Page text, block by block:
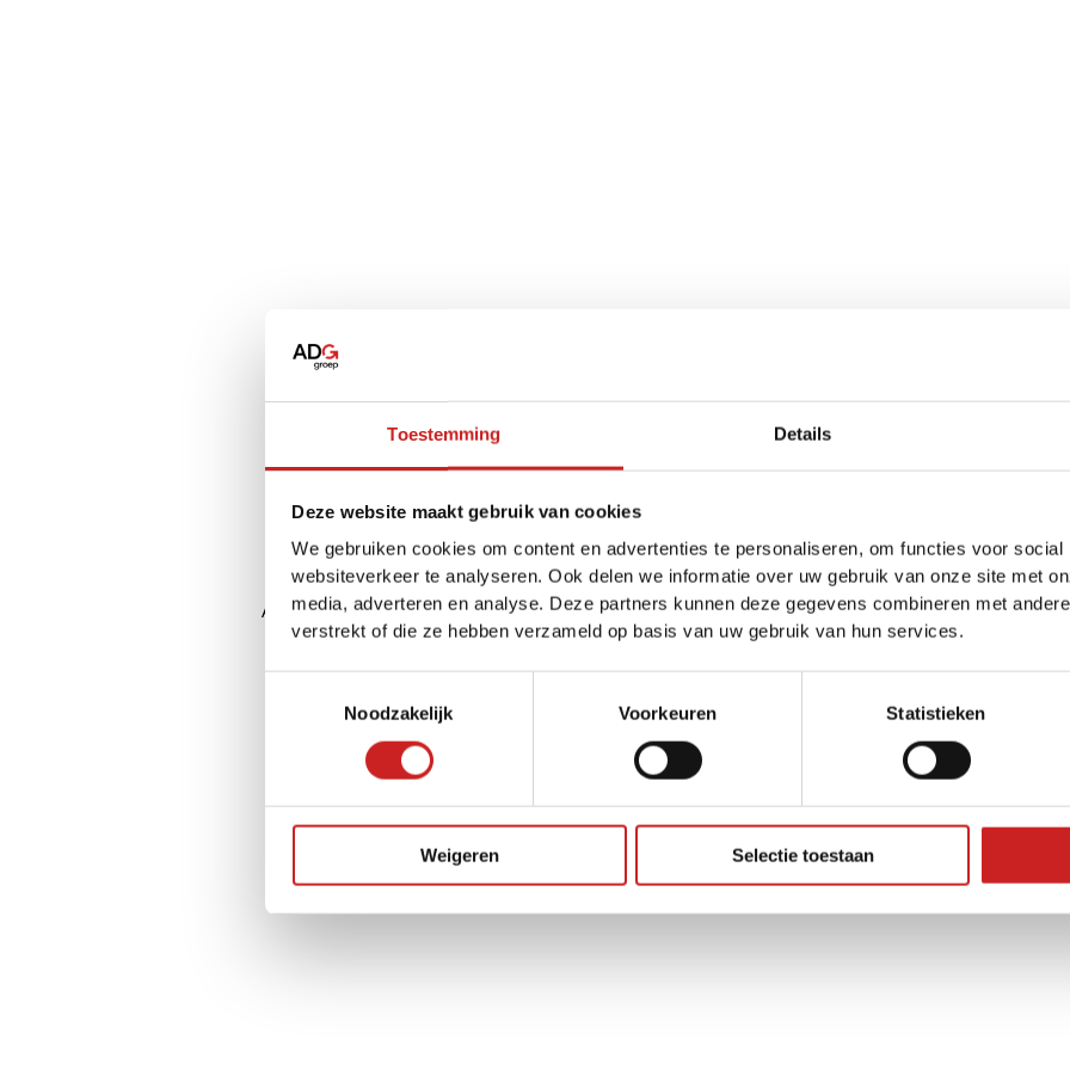
Toestemming Details
Deze website maakt gebruik van cookies
We gebruiken cookies om content en advertenties te personaliseren, om functies voor
websiteverkeer te analyseren. Ook delen we informatie over uw gebruik van onze site met
media, adverteren en analyse. Deze partners kunnen deze gegevens combineren met
verstrekt of die ze hebben verzameld op basis van uw gebruik van hun services.
Noodzakelijk
Voorkeuren Statistieken
Weigeren Selectie toestaan
Application error: aclient-side exception has occurred while loadingwww.adggroep.nl(see the